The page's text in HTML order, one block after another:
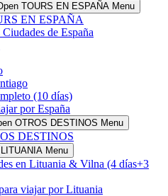
TOURS EN ESPAÑA Menu
EN ESPAÑA
de España
(10 días)
por España
OTROS DESTINOS Menu
DESTINOS
Menu
en Lituania & Vilna (4 días+3
viajar por Lituania